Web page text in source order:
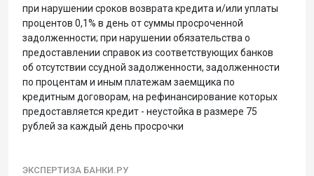
при нарушении сроков возврата кредита и/или уплаты
процентов 0,1% в день от суммы просроченной
задолженности; при нарушении обязательства о
предоставлении справок из соответствующих банков
об отсутствии ссудной задолженности, задолженности
по процентам и иным платежам заемщика по
кредитным договорам, на рефинансирование которых
предоставляется кредит - неустойка в размере 75
рублей за каждый день просрочки
ЭКСПЕРТИЗА БАНКИ.РУ